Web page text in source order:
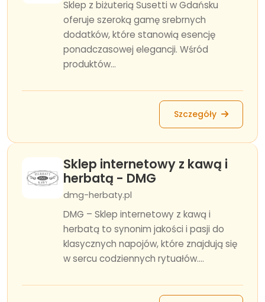
Sklep z biżuterią Susetti w Gdańsku
oferuje szeroką gamę srebrnych
dodatków, które stanowią esencję
ponadczasowej elegancji. Wśród
produktów...
Szczegóły
Sklep internetowy z kawą i
herbatą - DMG
dmg-herbaty.pl
DMG – Sklep internetowy z kawą i
herbatą to synonim jakości i pasji do
klasycznych napojów, które znajdują się
w sercu codziennych rytuałów....